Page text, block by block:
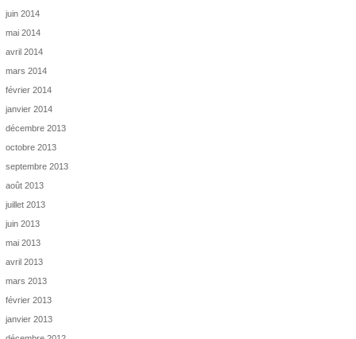
juin 2014
mai 2014
avril 2014
mars 2014
février 2014
janvier 2014
décembre 2013
octobre 2013
septembre 2013
août 2013
juillet 2013
juin 2013
mai 2013
avril 2013
mars 2013
février 2013
janvier 2013